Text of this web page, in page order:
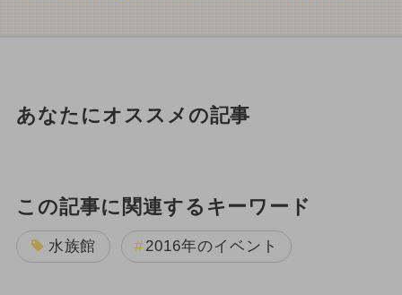
あなたにオススメの記事
この記事に関連するキーワード
水族館 2016年のイベント